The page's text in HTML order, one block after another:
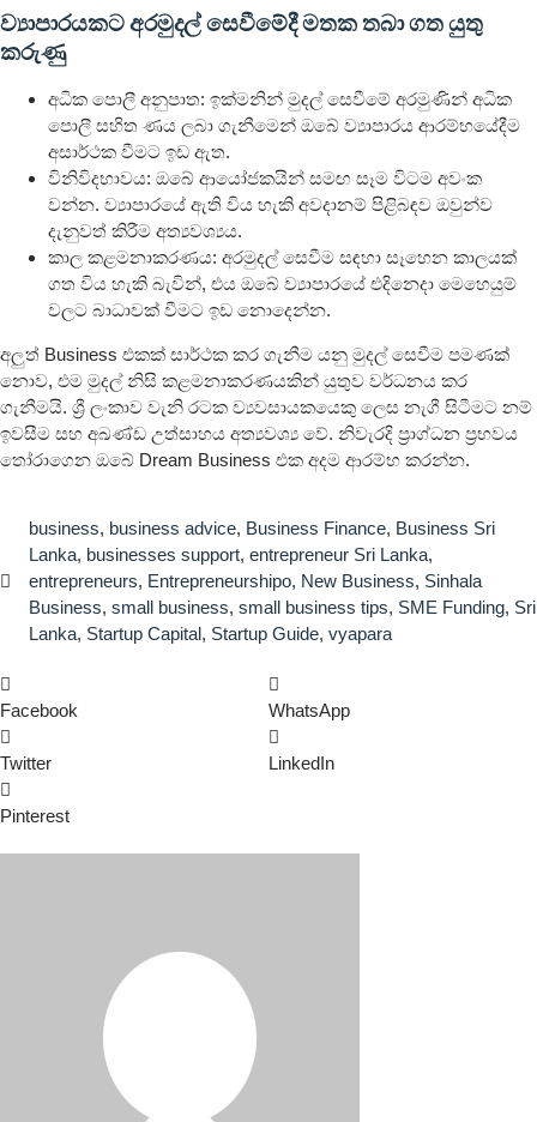
ව්‍යාපාරයකට අරමුදල් සෙවීමේදී මතක තබා ගත යුතු
කරුණු
අධික පොලී අනුපාත: ඉක්මනින් මුදල් සෙවීමේ අරමුණින් අධික
පොලී සහිත ණය ලබා ගැනීමෙන් ඔබේ ව්‍යාපාරය ආරම්භයේදීම
අසාර්ථක වීමට ඉඩ ඇත.
විනිවිදභාවය: ඔබේ ආයෝජකයින් සමඟ සෑම විටම අවංක
වන්න. ව්‍යාපාරයේ ඇති විය හැකි අවදානම් පිළිබඳව ඔවුන්ව
දැනුවත් කිරීම අත්‍යවශ්‍යය.
කාල කළමනාකරණය: අරමුදල් සෙවීම සඳහා සෑහෙන කාලයක්
ගත විය හැකි බැවින්, එය ඔබේ ව්‍යාපාරයේ එදිනෙදා මෙහෙයුම්
වලට බාධාවක් වීමට ඉඩ නොදෙන්න.
අලුත් Business එකක් සාර්ථක කර ගැනීම යනු මුදල් සෙවීම පමණක්
නොව, එම මුදල් නිසි කළමනාකරණයකින් යුතුව වර්ධනය කර
ගැනීමයි. ශ්‍රී ලංකාව වැනි රටක ව්‍යවසායකයෙකු ලෙස නැගී සිටීමට නම්
ඉවසීම සහ අඛණ්ඩ උත්සාහය අත්‍යවශ්‍ය වේ. නිවැරදි ප්‍රාග්ධන ප්‍රභවය
තෝරාගෙන ඔබේ Dream Business එක අදම ආරම්භ කරන්න.
business, business advice, Business Finance, Business Sri
Lanka, businesses support, entrepreneur Sri Lanka,
entrepreneurs, Entrepreneurshipo, New Business, Sinhala
Business, small business, small business tips, SME Funding, Sri
Lanka, Startup Capital, Startup Guide, vyapara
Facebook WhatsApp
Twitter LinkedIn
Pinterest